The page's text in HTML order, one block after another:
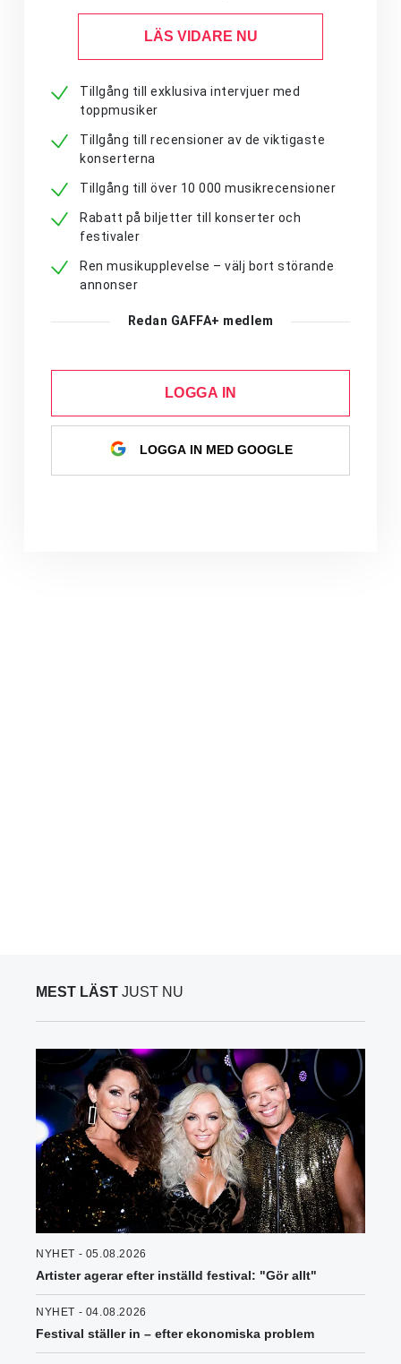
LÄS VIDARE NU
Tillgång till exklusiva intervjuer med
toppmusiker
Tillgång till recensioner av de viktigaste
konserterna
Tillgång till över 10 000 musikrecensioner
Rabatt på biljetter till konserter och
festivaler
Ren musikupplevelse – välj bort störande
annonser
Redan GAFFA+ medlem
LOGGA IN
LOGGA IN MED GOOGLE
MEST LÄST JUST NU
NYHET - 05.08.2026
Artister agerar efter inställd festival: "Gör allt"
NYHET - 04.08.2026
Festival ställer in – efter ekonomiska problem